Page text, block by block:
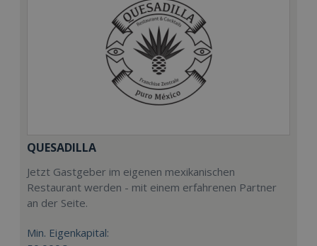
QUESADILLA
Jetzt Gastgeber im eigenen mexikanischen
Restaurant werden - mit einem erfahrenen Partner
an der Seite.
Min. Eigenkapital: